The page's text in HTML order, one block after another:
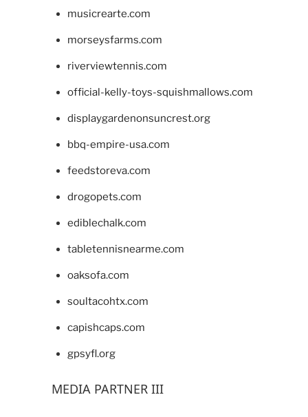
musicrearte.com
morseysfarms.com
riverviewtennis.com
official-kelly-toys-squishmallows.com
displaygardenonsuncrest.org
bbq-empire-usa.com
feedstoreva.com
drogopets.com
ediblechalk.com
tabletennisnearme.com
oaksofa.com
soultacohtx.com
capishcaps.com
gpsyfl.org
MEDIA PARTNER III